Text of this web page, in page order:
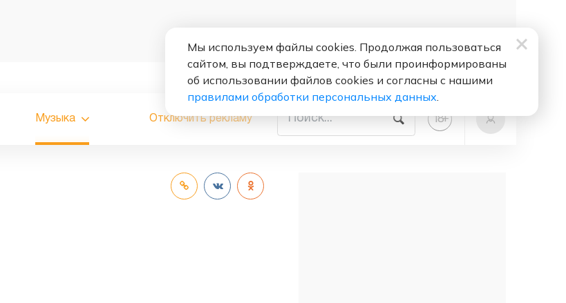
Музыка Отключить рекламу 18+
Мы используем файлы cookies. Продолжая пользоваться
сайтом, вы подтверждаете, что были проинформированы
об использовании файлов cookies и согласны с нашими
правилами обработки персональных данных.